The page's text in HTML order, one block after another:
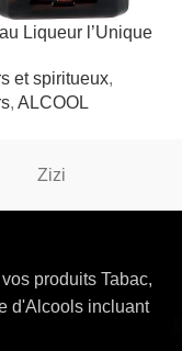
Liqueur l’Unique
et spiritueux,
, ALCOOL
Zizi
produits Tabac,
d'Alcools incluant